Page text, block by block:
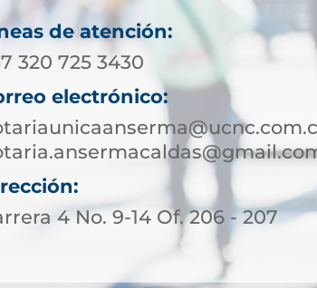
de atención:
320 725 3430
electrónico:
4 No. 9-14 Of. 206 - 207